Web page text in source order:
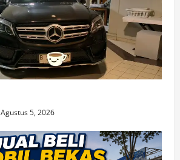
Agustus 5, 2026